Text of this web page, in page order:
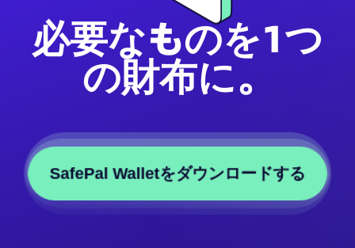
必要なものを1つ
の財布に。
SafePal Walletをダウンロードする